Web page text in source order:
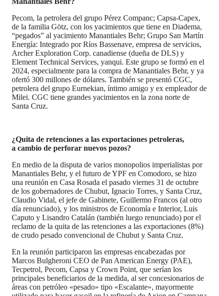
Pecom, la petrolera del grupo Pérez Companc; Capsa-Capex,
de la familia Götz, con los yacimientos que tiene en Diadema,
“pegados” al yacimiento Manantiales Behr; Grupo San Martín
Energía: Integrado por Ríos Bassenave, empresa de servicios,
Archer Exploration Corp. canadiense (dueña de DLS) y
Element Technical Services, yanqui. Este grupo se formó en el
2024, especialmente para la compra de Manantiales Behr, y ya
ofertó 300 millones de dólares. También se presentó CGC,
petrolera del grupo Eurnekian, íntimo amigo y ex empleador de
Milei. CGC tiene grandes yacimientos en la zona norte de
Santa Cruz.
¿Quita de retenciones a las exportaciones petroleras,
a cambio de perforar nuevos pozos?
En medio de la disputa de varios monopolios imperialistas por
Manantiales Behr, y el futuro de YPF en Comodoro, se hizo
una reunión en Casa Rosada el pasado viernes 31 de octubre
de los gobernadores de Chubut, Ignacio Torres, y Santa Cruz,
Claudio Vidal, el jefe de Gabinete, Guillermo Francos (al otro
día renunciado), y los ministros de Economía e Interior, Luis
Caputo y Lisandro Catalán (también luego renunciado) por el
reclamo de la quita de las retenciones a las exportaciones (8%)
de crudo pesado convencional de Chubut y Santa Cruz.
En la reunión participaron las empresas encabezadas por
Marcos Bulgheroni CEO de Pan American Energy (PAE),
Tecpetrol, Pecom, Capsa y Crown Point, que serían los
principales beneficiarios de la medida, al ser concesionarios de
áreas con petróleo «pesado» tipo «Escalante», mayormente